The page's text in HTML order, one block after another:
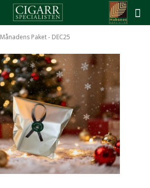
Månadens Paket - DEC25